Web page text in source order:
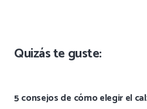
Quizás te guste:
5 consejos de cómo elegir el